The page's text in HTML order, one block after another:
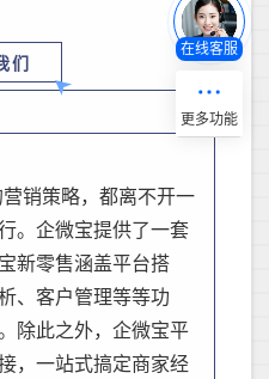
们
销策略，都离不开一
。企微宝提供了一套
新零售涵盖平台搭
、客户管理等等功
除此之外，企微宝平
，一站式搞定商家经
在线客服